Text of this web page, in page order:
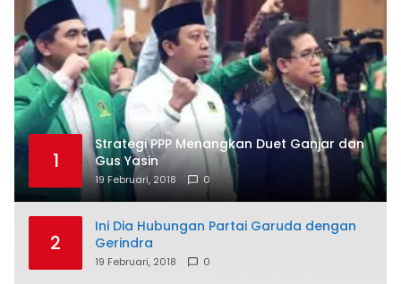
1
Strategi PPP Menangkan Duet Ganjar dan
Gus Yasin
19 Februari, 2018 0
2
Ini Dia Hubungan Partai Garuda dengan
Gerindra
19 Februari, 2018 0